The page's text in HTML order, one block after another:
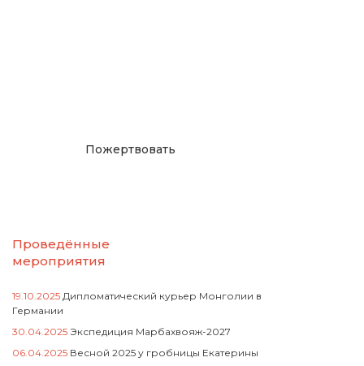
Пожертвовать
Проведённые
мероприятия
19.10.2025 Дипломатический курьер Монголии в
Германии
30.04.2025 Экспедиция Марбахвояж-2027
06.04.2025 Весной 2025 у гробницы Екатерины